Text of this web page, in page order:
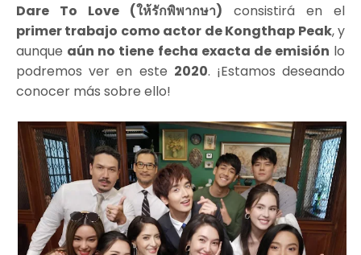
Dare To Love (ให้รักพิพากษา) consistirá en el
primer trabajo como actor deKongthap Peak, y
aunque aún no tiene fecha exacta de emisión lo
podremos ver en este 2020. ¡Estamos deseando
conocer más sobre ello!